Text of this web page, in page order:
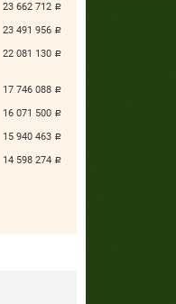
23 662 712 руб.
23 491 956 руб.
22 081 130 руб.
17 746 088 руб.
16 071 500 руб.
15 940 463 руб.
14 598 274 руб.